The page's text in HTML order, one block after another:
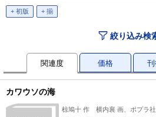
+ 初版 + 揃
絞り込み検
関連度 価格
カワウソの海
椋鳩十 作 横内襄 画、ポプラ社